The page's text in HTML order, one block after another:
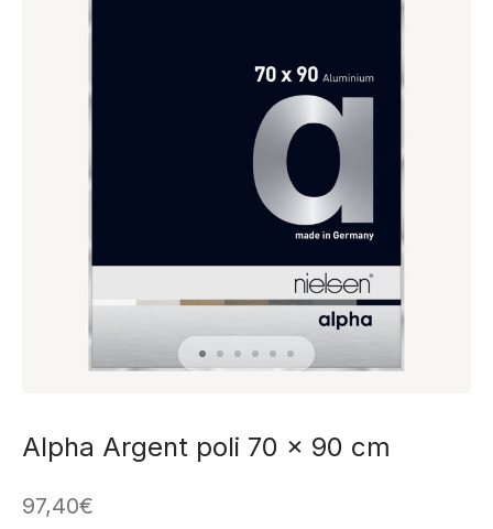
Alpha Argent poli 70 x 90 cm
97,40€